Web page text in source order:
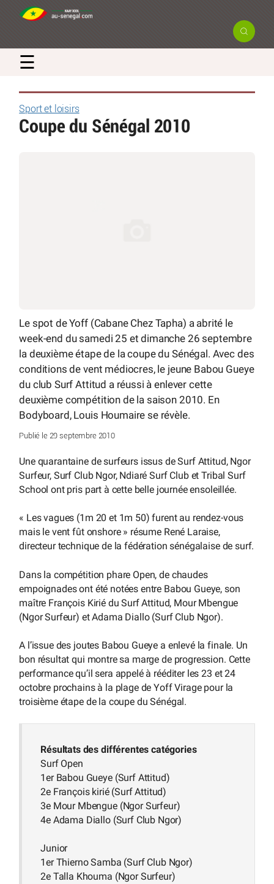
☰
Sport et loisirs
Coupe du Sénégal 2010
Le spot de Yoff (Cabane Chez Tapha) a abrité le
week-end du samedi 25 et dimanche 26 septembre
la deuxième étape de la coupe du Sénégal. Avec des
conditions de vent médiocres, le jeune Babou Gueye
du club Surf Attitud a réussi à enlever cette
deuxième compétition de la saison 2010. En
Bodyboard, Louis Houmaire se révèle.
Publié le 29 septembre 2010
Une quarantaine de surfeurs issus de Surf Attitud, Ngor
Surfeur, Surf Club Ngor, Ndiaré Surf Club et Tribal Surf
School ont pris part à cette belle journée ensoleillée.
« Les vagues (1m 20 et 1m 50) furent au rendez-vous
mais le vent fût onshore » résume René Laraise,
directeur technique de la fédération sénégalaise de surf.
Dans la compétition phare Open, de chaudes
empoignades ont été notées entre Babou Gueye, son
maître François Kirié du Surf Attitud, Mour Mbengue
(Ngor Surfeur) et Adama Diallo (Surf Club Ngor).
A l’issue des joutes Babou Gueye a enlevé la finale. Un
bon résultat qui montre sa marge de progression. Cette
performance qu’il sera appelé à rééditer les 23 et 24
octobre prochains à la plage de Yoff Virage pour la
troisième étape de la coupe du Sénégal.
Résultats des différentes catégories
Surf Open
1er Babou Gueye (Surf Attitud)
2e François kirié (Surf Attitud)
3e Mour Mbengue (Ngor Surfeur)
4e Adama Diallo (Surf Club Ngor)
Junior
1er Thierno Samba (Surf Club Ngor)
2e Talla Khouma (Ngor Surfeur)